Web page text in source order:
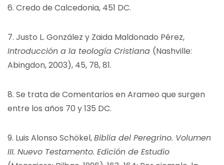
6. Credo de Calcedonia, 451 DC.
7. Justo L. González y Zaida Maldonado Pérez,
Introducción a la teología Cristiana (Nashville:
Abingdon, 2003), 45, 78, 81.
8. Se trata de Comentarios en Arameo que surgen
entre los años 70 y 135 DC.
9. Luis Alonso Schökel,Biblia del Peregrino. Volumen
III. Nuevo Testamento. Edición de Estudio